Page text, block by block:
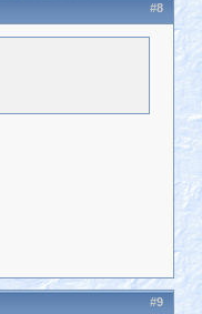
#8
#9